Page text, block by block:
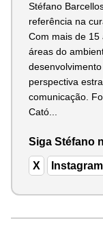
Stéfano
referência na
Com mais de
áreas do
perspectiva
comunicação.
Cató...
Siga Stéfano
X Instagram